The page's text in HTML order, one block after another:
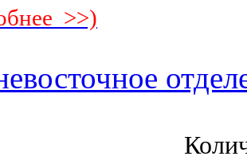
>>)